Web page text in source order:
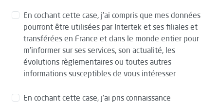
En cochant cette case, j’ai compris que mes données
pourront être utilisées par Intertek et ses filiales et
transférées en France et dans le monde entier pour
m’informer sur ses services, son actualité, les
évolutions règlementaires ou toutes autres
informations susceptibles de vous intéresser
En cochant cette case, j’ai pris connaissance